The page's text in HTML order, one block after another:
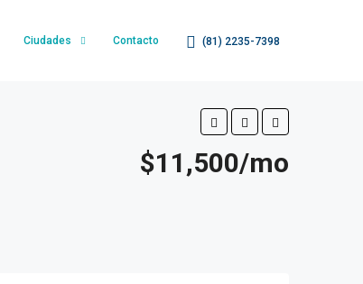
Ciudades Contacto (81) 2235-7398
$11,500/mo